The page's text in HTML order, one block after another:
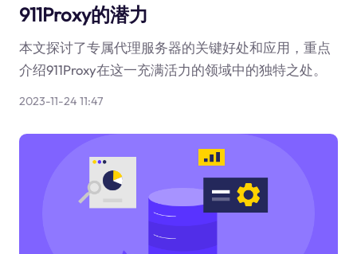
911Proxy的潜力
本文探讨了专属代理服务器的关键好处和应用，重点
介绍911Proxy在这一充满活力的领域中的独特之处。
2023-11-24 11:47